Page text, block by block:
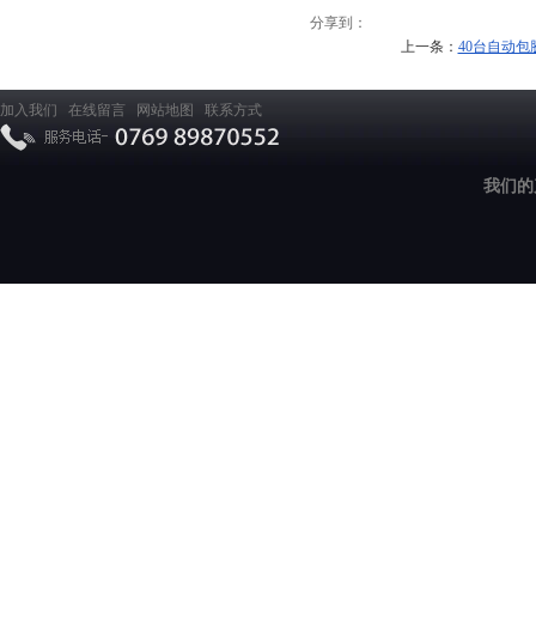
分享到：
上一条： 40台自动包
加入我们 在线留言 网站地图 联系方式
我们